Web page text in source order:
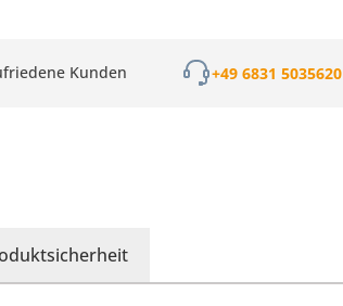
Kunden +49 6831 5035620